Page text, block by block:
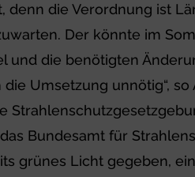
denn die Verordnung ist
Der könnte im
und die benötigten
Umsetzung unnötig“, so
Bundesamt für
grünes Licht gegeben,